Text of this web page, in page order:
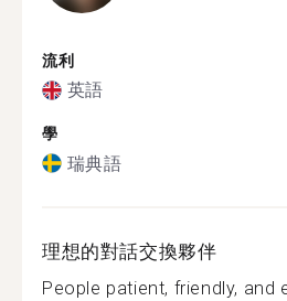
流利
英語
學
瑞典語
理想的對話交換夥伴
People patient, friendly, and